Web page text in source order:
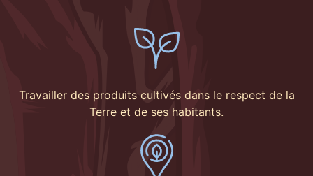
Travailler des produits cultivés dans le respect de la
Terre et de ses habitants.